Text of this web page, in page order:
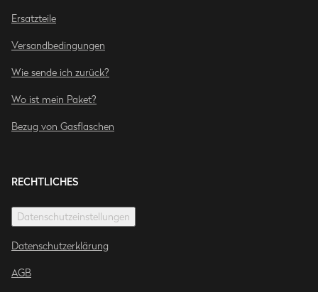
Ersatzteile
Versandbedingungen
Wie sende ich zurück?
Wo ist mein Paket?
Bezug von Gasflaschen
RECHTLICHES
Datenschutzeinstellungen
Datenschutzerklärung
AGB